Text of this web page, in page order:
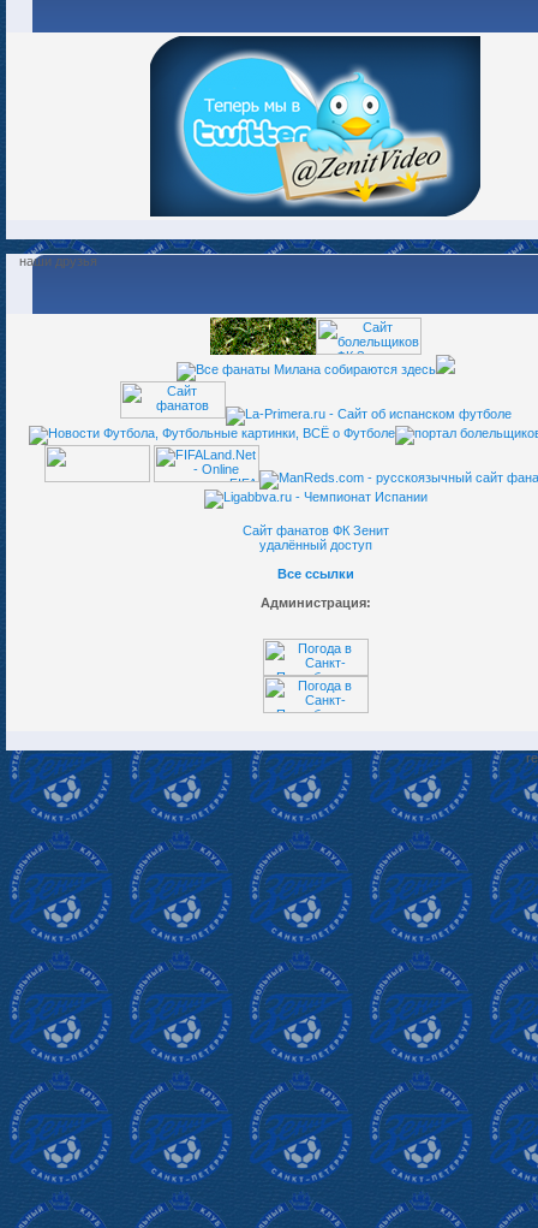
наши друзья
Сайт фанатов ФК Зенит
удалённый доступ
Все ссылки
Администрация: